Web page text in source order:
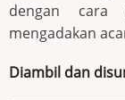
dengan cara
mengadakan
Diambil dan